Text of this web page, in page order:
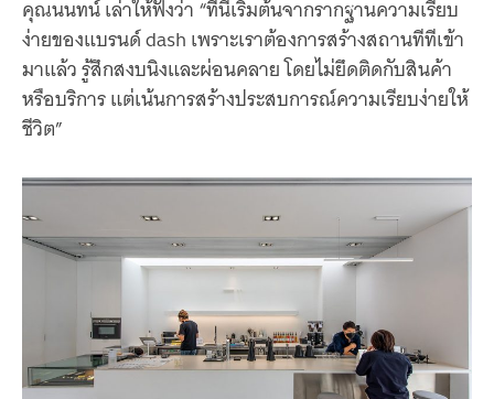
คุณนนทน์ เล่าให้ฟังว่า “ที่นีเริมต้นจากรากฐานความเรียบ
ง่ายของแบรนด์ dash เพราะเราต้องการสร้างสถานทีทีเข้า
มาแล้ว รู้สึกสงบนิงและผ่อนคลาย โดยไม่ยึดติดกับสินค้า
หรือบริการ แต่เน้นการสร้างประสบการณ์ความเรียบง่ายให้
ชีวิต”